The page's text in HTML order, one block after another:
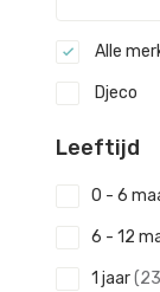
Alle
Djeco
Leeftijd
0 - 6
6 - 12
1 jaar